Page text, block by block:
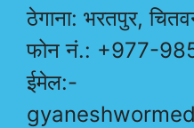
ठेगाना: भरतपुर,
फोन नं.: +977-
ईमेल:-